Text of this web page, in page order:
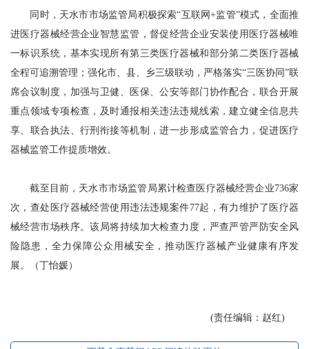
同时，天水市市场监管局积极探索“互联网+监管”模式，全面推
进医疗器械经营企业智慧监管，督促经营企业安装使用医疗器械唯
一标识系统，基本实现所有第三类医疗器械和部分第二类医疗器械
全程可追溯管理；强化市、县、乡三级联动，严格落实“三医协同”联
席会议制度，加强与卫健、医保、公安等部门协作配合，联合开展
重点领域专项检查，及时通报相关违法违规线索，建立健全信息共
享、联合执法、行刑衔接等机制，进一步形成监管合力，促进医疗
器械监管工作提质增效。
截至目前，天水市市场监管局累计检查医疗器械经营企业736家
次，查处医疗器械经营使用违法违规案件77起，有力维护了医疗器
械经营市场秩序。该局将持续加大检查力度，严查严管严防安全风
险隐患，全力保障公众用械安全，推动医疗器械产业健康有序发
展。（丁怡媛）
(责任编辑：赵红)